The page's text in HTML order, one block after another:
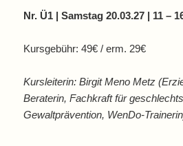
Nr. Ü1 | Samstag 20.03.27 | 11 –
Kursgebühr: 49€ / erm. 29€
Kursleiterin: Birgit Meno Metz
Beraterin, Fachkraft für
Gewaltprävention, WenDo-